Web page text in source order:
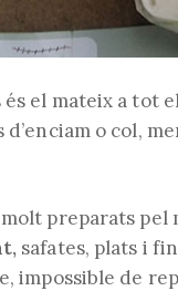
el mateix a tot
d’enciam o col,
molt preparats
safates, plats i
impossible de